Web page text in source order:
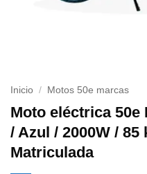
Inicio / Motos 50e marcas
Moto eléctrica 50e
/ Azul / 2000W / 85
Matriculada